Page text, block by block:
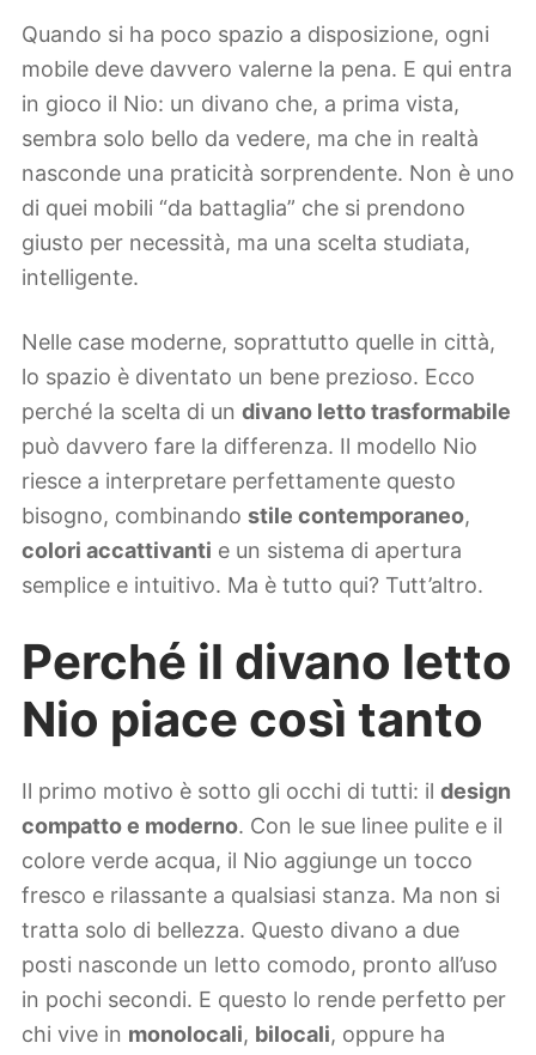
Quando si ha poco spazio a disposizione, ogni
mobile deve davvero valerne la pena. E qui entra
in gioco il Nio: un divano che, a prima vista,
sembra solo bello da vedere, ma che in realtà
nasconde una praticità sorprendente. Non è uno
di quei mobili “da battaglia” che si prendono
giusto per necessità, ma una scelta studiata,
intelligente.
Nelle case moderne, soprattutto quelle in città,
lo spazio è diventato un bene prezioso. Ecco
perché la scelta di un divano letto trasformabile
può davvero fare la differenza. Il modello Nio
riesce a interpretare perfettamente questo
bisogno, combinando stile contemporaneo,
colori accattivanti e un sistema di apertura
semplice e intuitivo. Ma è tutto qui? Tutt’altro.
Perché il divano letto
Nio piace così tanto
Il primo motivo è sotto gli occhi di tutti: il design
compatto e moderno. Con le sue linee pulite e il
colore verde acqua, il Nio aggiunge un tocco
fresco e rilassante a qualsiasi stanza. Ma non si
tratta solo di bellezza. Questo divano a due
posti nasconde un letto comodo, pronto all’uso
in pochi secondi. E questo lo rende perfetto per
chi vive in monolocali, bilocali, oppure ha